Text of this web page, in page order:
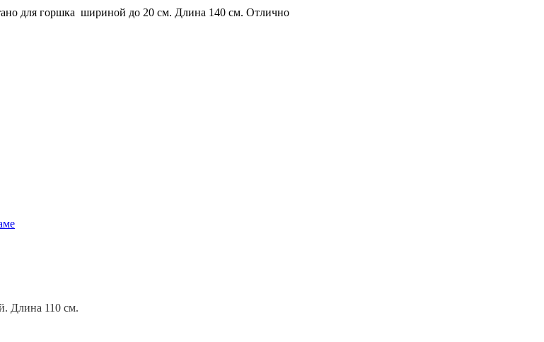
для горшка шириной до 20 см. Длина 140 см. Отлично
Длина 110 см.